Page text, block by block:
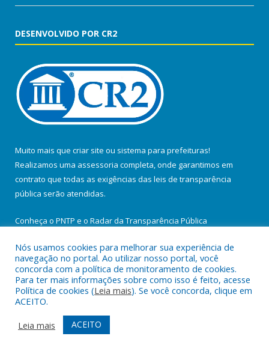
DESENVOLVIDO POR CR2
Muito mais que criar site ou sistema para prefeituras!
Realizamos uma assessoria completa, onde garantimos em
contrato que todas as exigências das leis de transparência
pública serão atendidas.
Conheça o PNTP e o Radar da Transparência Pública
Todos os direitos reservados a Prefeitura Municipal de Santa
Maria do Pará.
Mapa do Site
Acessar Área Administrativa
Acessar Webmail
Nós usamos cookies para melhorar sua experiência de
navegação no portal. Ao utilizar nosso portal, você
concorda com a política de monitoramento de cookies.
Para ter mais informações sobre como isso é feito, acesse
Política de cookies (Leia mais). Se você concorda, clique em
ACEITO.
Leia mais
ACEITO